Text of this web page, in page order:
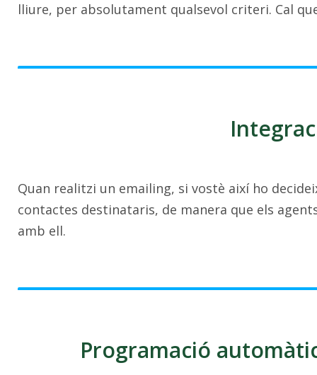
lliure, per absolutament qualsevol criteri. Cal
Quan realitzi un emailing, si vostè així ho
contactes destinataris, de manera que els
amb ell.
Programació